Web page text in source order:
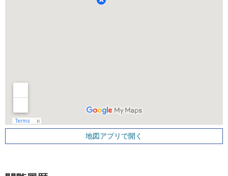
地図アプリで開く